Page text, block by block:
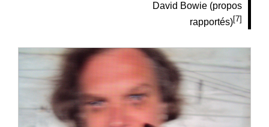
David Bowie (propos
rapportés)[7]